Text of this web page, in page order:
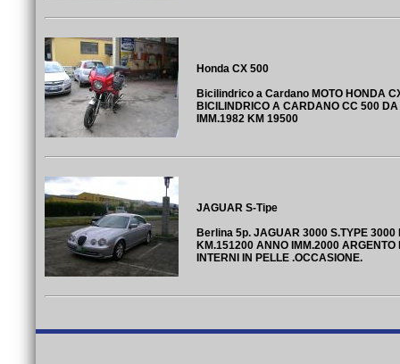
Honda CX 500
Bicilindrico a Cardano MOTO HONDA
BICILINDRICO A CARDANO CC 500
IMM.1982 KM 19500
JAGUAR S-Tipe
Berlina 5p. JAGUAR 3000 S.TYPE 3000
KM.151200 ANNO IMM.2000 ARGENTO
INTERNI IN PELLE .OCCASIONE.